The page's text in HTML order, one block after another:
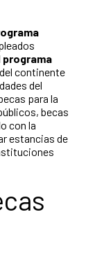
programa
continente
del
para la
becas
con la
estancias de